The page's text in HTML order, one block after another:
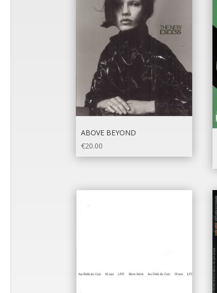
ABOVE BEYOND
€20.00